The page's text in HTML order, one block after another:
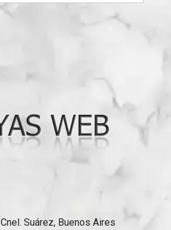
Cnel. Suárez, Buenos Aires